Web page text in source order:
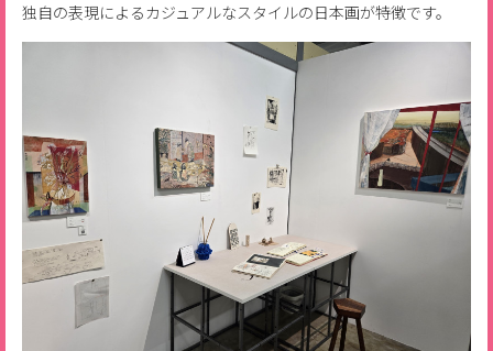
独自の表現によるカジュアルなスタイルの日本画が特徴です。